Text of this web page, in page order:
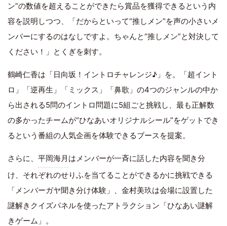
ン”の数値を超えることができたら賞品を獲得できるという内
容を説明しつつ、「だからといって“推しメン”を声の小さいメ
ンバーにするのはなしですよ。ちゃんと“推しメン”と対決して
ください！」とくぎを刺す。
鶴崎仁香は「日向坂！イントロチャレンジ♪」を。「超イント
ロ」「逆再生」「ミックス」「鼻歌」の4つのジャンルの中か
ら出される5問のイントロ問題に5組ごと挑戦し、最も正解数
の多かったチームが“ひなあいオリジナルシール”をゲットでき
るという番組の人気企画を体験できるブースを提案。
さらに、 平岡海月 はメンバーが一斉に話した内容を聞き分
け、それぞれのせりふを当てることができるかに挑戦できる
「メンバーガヤ聞き分け体験」、金村美玖は会場に設置した
謎解きクイズパネルを使ったアトラクション「ひなあい謎解
きゲーム」。